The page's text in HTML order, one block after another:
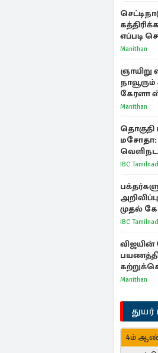
எப்படி
Manithan
கேரளா
சிக்கன்
Manithan
மசோதா:
IBC
முதல்
IBC
விஜயின்
முக்கிய
Manithan
துயர்
4ம்